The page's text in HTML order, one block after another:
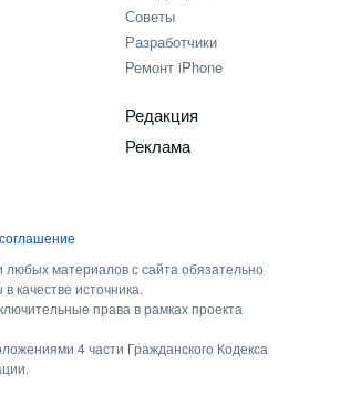
Советы
Разработчики
Ремонт iPhone
Редакция
Реклама
любых материалов с сайта обязательно
качестве источника.
права в рамках проекта
4 части Гражданского Кодекса